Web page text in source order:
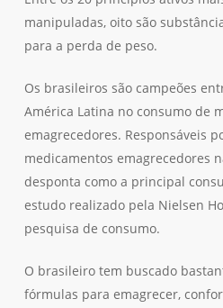
manipuladas, oito são
para a perda de peso.
Os brasileiros são campeões
América Latina no consumo de
emagrecedores. Responsáveis
medicamentos emagrecedores
desponta como a principal
estudo realizado pela Nielsen
pesquisa de consumo.
O brasileiro tem buscado
fórmulas para emagrecer,